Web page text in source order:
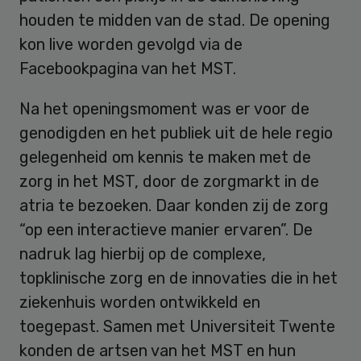
houden te midden van de stad. De opening
kon live worden gevolgd via de
Facebookpagina van het MST.
Na het openingsmoment was er voor de
genodigden en het publiek uit de hele regio
gelegenheid om kennis te maken met de
zorg in het MST, door de zorgmarkt in de
atria te bezoeken. Daar konden zij de zorg
“op een interactieve manier ervaren”. De
nadruk lag hierbij op de complexe,
topklinische zorg en de innovaties die in het
ziekenhuis worden ontwikkeld en
toegepast. Samen met Universiteit Twente
konden de artsen van het MST en hun